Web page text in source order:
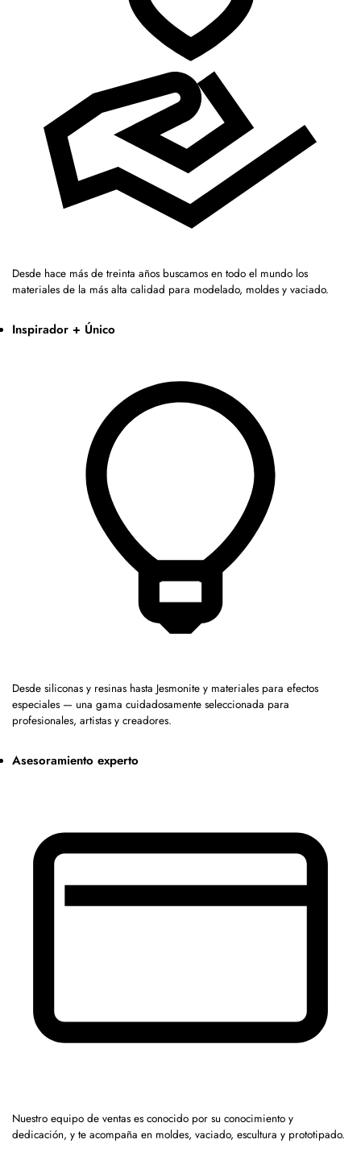
Desde hace más de treinta años buscamos en todo el mundo los
materiales de la más alta calidad para modelado, moldes y vaciado.
Inspirador + Único
Desde siliconas y resinas hasta Jesmonite y materiales para efectos
especiales — una gama cuidadosamente seleccionada para
profesionales, artistas y creadores.
Asesoramiento experto
Nuestro equipo de ventas es conocido por su conocimiento y
dedicación, y te acompaña en moldes, vaciado, escultura y prototipado.